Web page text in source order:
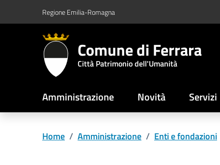
Vai al contenuto principale
Vai al footerRegione Emilia-Romagna
Comune di Ferrara
Città Patrimonio dell'Umanità
Amministrazione Novità Servizi
Home / Amministrazione / Enti e fondazioni